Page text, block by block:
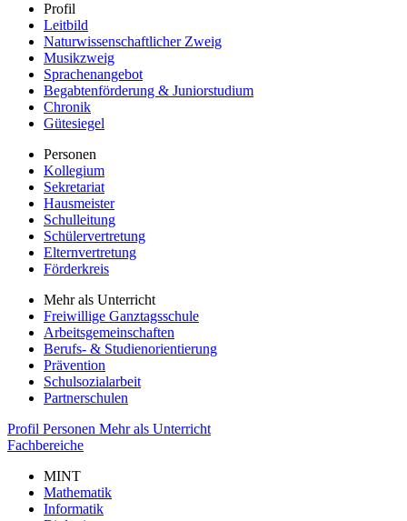
Profil
Leitbild
Naturwissenschaftlicher Zweig
Musikzweig
Sprachenangebot
Begabtenförderung & Juniorstudium
Chronik
Gütesiegel
Personen
Kollegium
Sekretariat
Hausmeister
Schulleitung
Schülervertretung
Elternvertretung
Förderkreis
Mehr als Unterricht
Freiwillige Ganztagsschule
Arbeitsgemeinschaften
Berufs- & Studienorientierung
Prävention
Schulsozialarbeit
Partnerschulen
Profil Personen Mehr als Unterricht
Fachbereiche
MINT
Mathematik
Informatik